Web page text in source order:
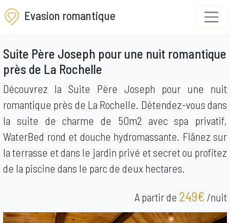
Evasion romantique
Suite Père Joseph pour une nuit romantique
près de La Rochelle
Découvrez la Suite Père Joseph pour une nuit
romantique près de La Rochelle. Détendez-vous dans
la suite de charme de 50m2 avec spa privatif,
WaterBed rond et douche hydromassante. Flânez sur
la terrasse et dans le jardin privé et secret ou profitez
de la piscine dans le parc de deux hectares.
A partir de 249€ /nuit